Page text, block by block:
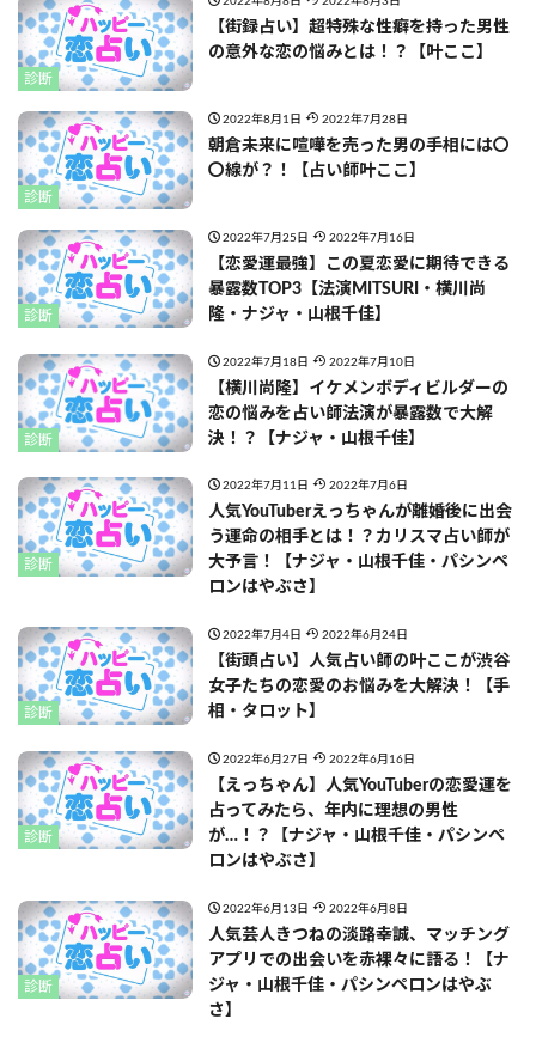
診断
【街録占い】超特殊な性癖を持った男性
の意外な恋の悩みとは！？【叶ここ】
診断
2022年8月1日 2022年7月28日
朝倉未来に喧嘩を売った男の手相には〇
〇線が？！【占い師叶ここ】
診断
2022年7月25日 2022年7月16日
【恋愛運最強】この夏恋愛に期待できる
暴露数TOP3【法演MITSURI・横川尚
隆・ナジャ・山根千佳】
診断
2022年7月18日 2022年7月10日
【横川尚隆】イケメンボディビルダーの
恋の悩みを占い師法演が暴露数で大解
決！？【ナジャ・山根千佳】
診断
2022年7月11日 2022年7月6日
人気YouTuberえっちゃんが離婚後に出会
う運命の相手とは！？カリスマ占い師が
大予言！【ナジャ・山根千佳・パシンペ
ロンはやぶさ】
診断
2022年7月4日 2022年6月24日
【街頭占い】人気占い師の叶ここが渋谷
女子たちの恋愛のお悩みを大解決！【手
相・タロット】
診断
2022年6月27日 2022年6月16日
【えっちゃん】人気YouTuberの恋愛運を
占ってみたら、年内に理想の男性
が…！？【ナジャ・山根千佳・パシンペ
ロンはやぶさ】
診断
2022年6月13日 2022年6月8日
人気芸人きつねの淡路幸誠、マッチング
アプリでの出会いを赤裸々に語る！【ナ
ジャ・山根千佳・パシンペロンはやぶ
さ】